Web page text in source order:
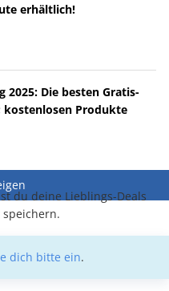
erhältlich!
2025: Die besten Gratis-
Produkte
du deine Lieblings-Deals
speichern.
dich bitte ein.